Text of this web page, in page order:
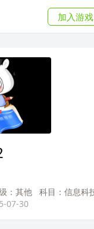
加入游戏
：其他
科目：信息科
07-30